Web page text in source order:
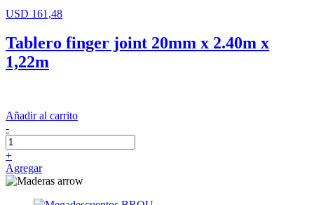
USD 161,48
Tablero finger joint 20mm x 2.40m x
1,22m
Añadir al carrito
-
+
Agregar